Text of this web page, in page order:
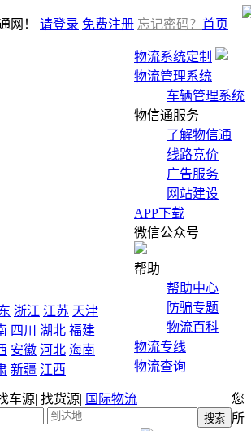
网！ 请登录 免费注册 忘记密码？
物流系统定制
物流管理系统
车辆管理系统
物信通服务
了解物信通
线路竞价
广告服务
网站建设
APP下载
微信公众号
帮助
帮助中心
防骗专题
物流百科
物流专线
物流查询
车源| 找货源| 国际物流
首页
浙江 江苏 天津
四川 湖北 福建
安徽 河北 海南
新疆 江西
您
所